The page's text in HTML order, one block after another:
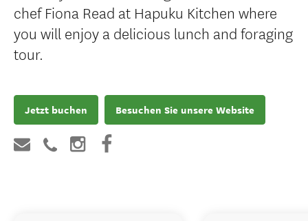
chef Fiona Read at Hapuku Kitchen where
you will enjoy a delicious lunch and foraging
tour.
Jetzt buchen Besuchen Sie unsere Website